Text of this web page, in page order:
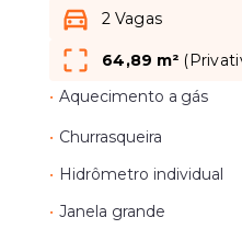
2 Vagas
64,89 m² (
• Aquecimento a gás
• Churrasqueira
• Hidrômetro individual
• Janela grande